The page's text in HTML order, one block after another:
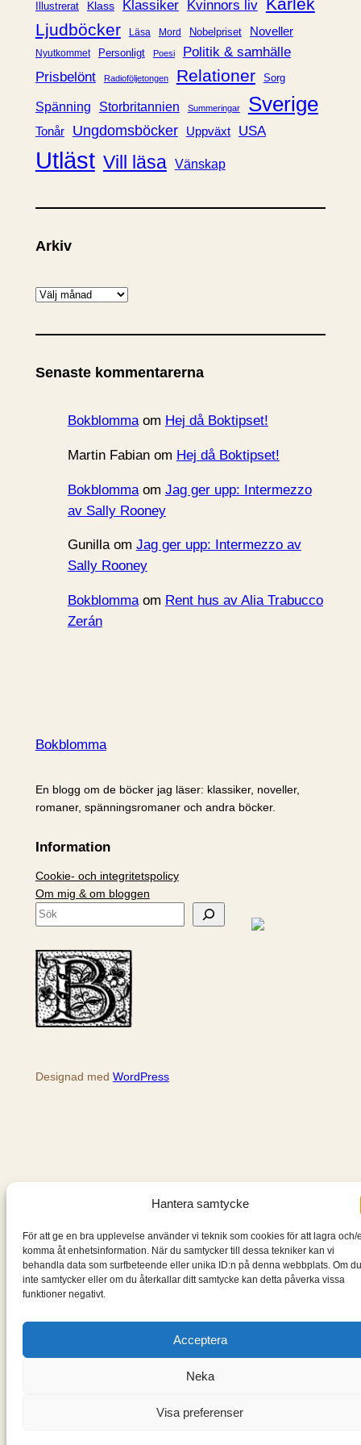
Hantera samtycke
För att ge en bra upplevelse använder vi teknik som cookies för att lagra och/
komma åt enhetsinformation. När du samtycker till dessa tekniker kan vi
behandla data som surfbeteende eller unika ID:n på denna webbplats. Om du
inte samtycker eller om du återkallar ditt samtycke kan detta påverka vissa
funktioner negativt.
Acceptera
Neka
Visa preferenser
Illustrerat Klass Klassiker Kvinnors liv
Ljudböcker
Läsa Mord Nobelpriset Noveller
Nyutkommet Personligt Poesi
Politik & samhälle
Prisbelönt
Radioföljetongen Relationer Sorg
Spänning Storbritannien Summeringar Sverige
Tonår Ungdomsböcker Uppväxt USA
Utläst Vill läsa Vänskap
Arkiv
A
k
v
Senaste kommentarerna
Bokblommaom Hej då Boktipset!
Martin Fabianom Hej då Boktipset!
Bokblommaom Jag ger upp: Intermezzo
av Sally Rooney
Gunillaom Jag ger upp: Intermezzo av
Sally Rooney
Bokblommaom Rent hus av Alia Trabucco
Zerán
Bokblomma
En blogg om de böcker jag läser: klassiker, noveller,
romaner, spänningsromaner och andra böcker.
Information
Cookie- och integritetspolicy
Om mig & om bloggen
S
k
Designad med WordPress